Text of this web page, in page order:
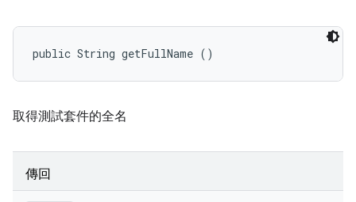
public String getFullName ()
取得測試套件的全名
傳回